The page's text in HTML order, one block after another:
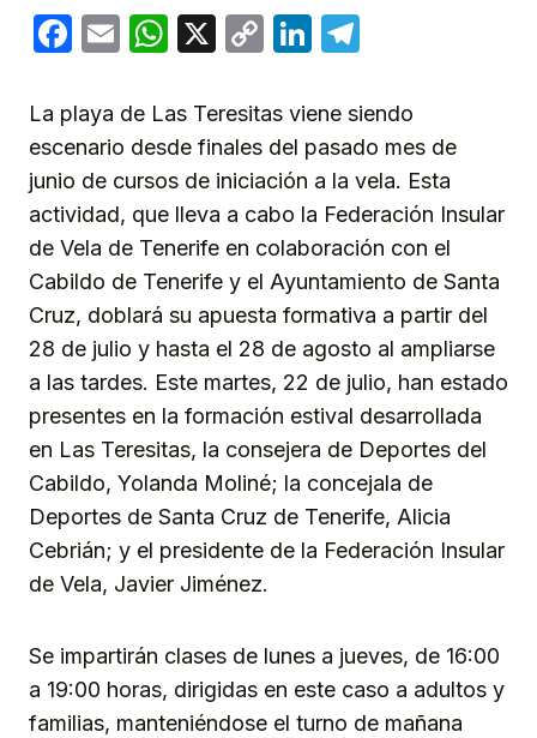
Facebook
EmailWhatsApp
X
CopyLinkedIn
La playa de Las Teresitas viene siendo
escenario desde finales del pasado mes de
junio de cursos de iniciación a la vela. Esta
actividad, que lleva a cabo la Federación Insular
de Vela de Tenerife en colaboración con el
Cabildo de Tenerife y el Ayuntamiento de Santa
Cruz, doblará su apuesta formativa a partir del
28 de julio y hasta el 28 de agosto al ampliarse
a las tardes. Este martes, 22 de julio, han estado
presentes en la formación estival desarrollada
en Las Teresitas, la consejera de Deportes del
Cabildo, Yolanda Moliné; la concejala de
Deportes de Santa Cruz de Tenerife, Alicia
Cebrián; y el presidente de la Federación Insular
de Vela, Javier Jiménez.
Se impartirán clases de lunes a jueves, de 16:00
a 19:00 horas, dirigidas en este caso a adultos y
familias, manteniéndose el turno de mañana